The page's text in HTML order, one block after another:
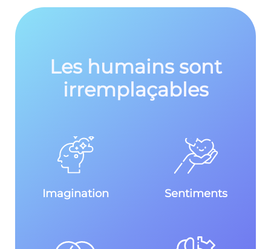
Les humains sont
irremplaçables
Imagination Sentiments